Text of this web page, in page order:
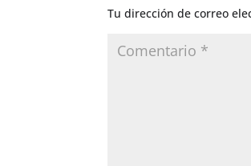
Tu dirección de correo